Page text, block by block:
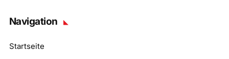
Navigation
Startseite